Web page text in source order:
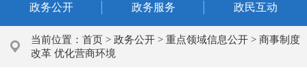
政务公开
政务服务 政民互动
当前位置： 首页 > 政务公开 > 重点领域信息公开 > 商事制度
改革 优化营商环境